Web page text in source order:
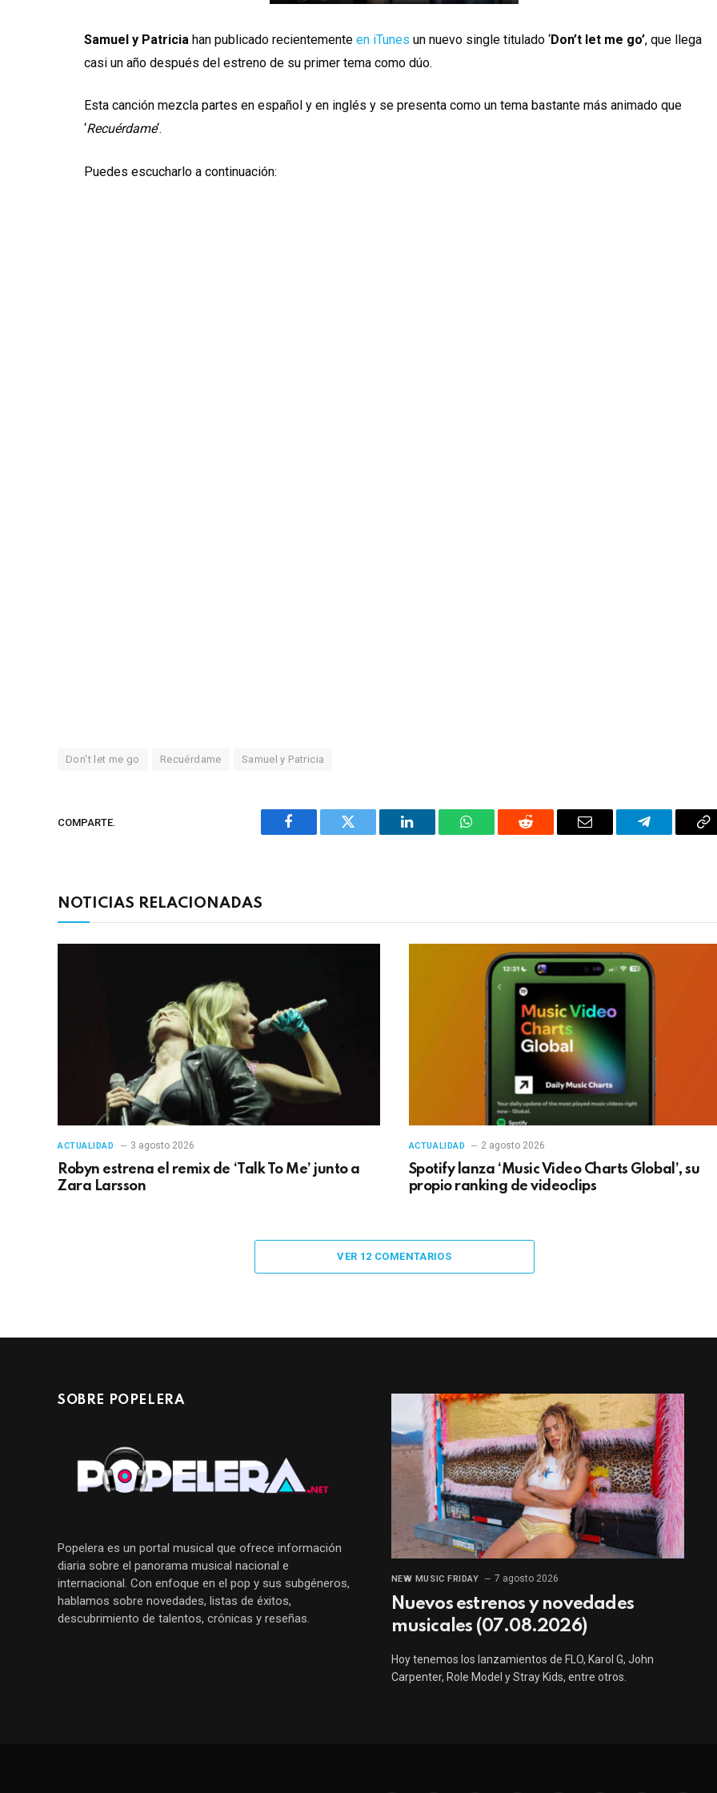
Samuel y Patricia han publicado recientementeen iTunes un nuevo single titulado ‘Don’t let me go’, que llega
casi un año después del estreno de su primer tema como dúo.
Esta canción mezcla partes en español y en inglés y se presenta como un tema bastante más animado que
‘Recuérdame‘.
Puedes escucharlo a continuación:
Don't let me go Recuérdame Samuel y Patricia
COMPARTE.
Facebook Twitter LinkedIn WhatsAppReddit
Correo
Telegrama
NOTICIAS RELACIONADAS
ACTUALIDAD 3 agosto 2026
Robyn estrena el remix de ‘Talk To Me’ junto a
Zara Larsson
ACTUALIDAD 2 agosto 2026
Spotify lanza ‘Music Video Charts Global’, su
propio ranking de videoclips
VER 12 COMENTARIOS
SOBRE POPELERA
Popelera es un portal musical que ofrece información
diaria sobre el panorama musical nacional e
internacional. Con enfoque en el pop y sus subgéneros,
hablamos sobre novedades, listas de éxitos,
descubrimiento de talentos, crónicas y reseñas.
NEW MUSIC FRIDAY 7 agosto 2026
Nuevos estrenos y novedades
musicales (07.08.2026)
Hoy tenemos los lanzamientos de FLO, Karol G, John
Carpenter, Role Model y Stray Kids, entre otros.